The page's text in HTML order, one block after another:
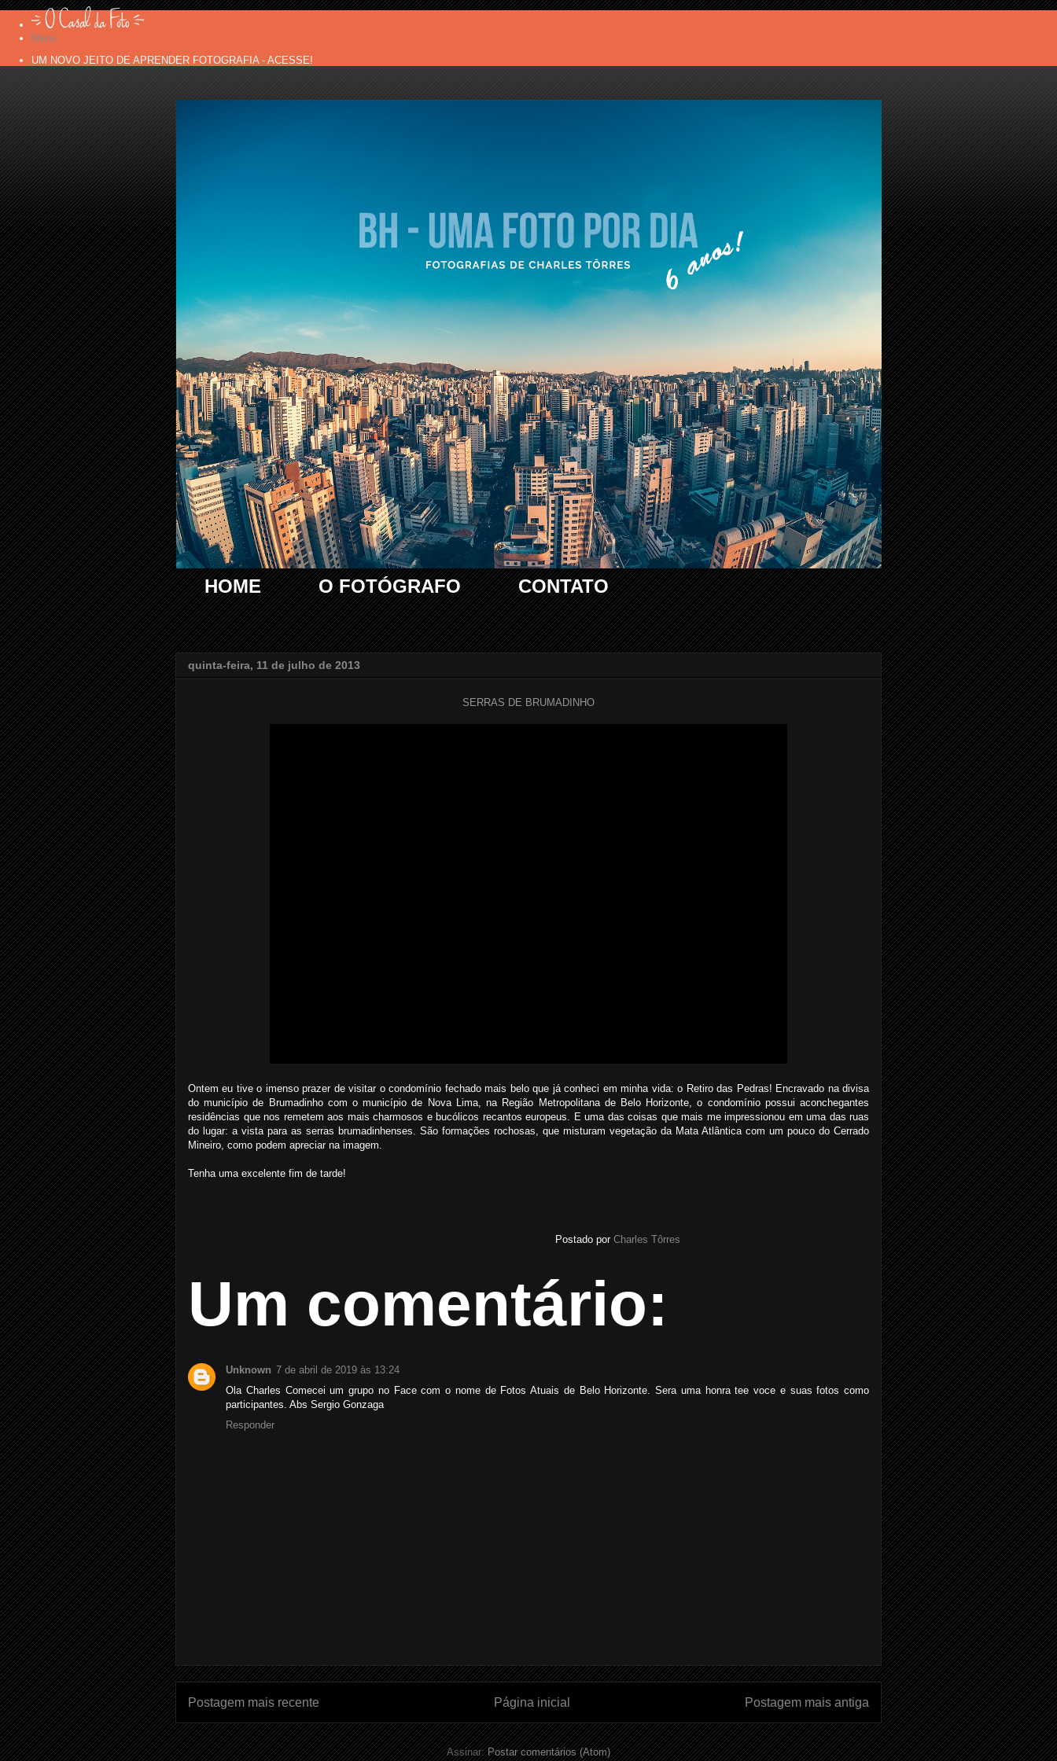
Menu
UM NOVO JEITO DE APRENDER FOTOGRAFIA - ACESSE!
HOME O FOTÓGRAFO CONTATO
quinta-feira, 11 de julho de 2013
SERRAS DE BRUMADINHO
Ontem eu tive o imenso prazer de visitar o condomínio fechado mais belo que já conheci em minha vida: o Retiro das Pedras! Encravado na divisa
do município de Brumadinho com o município de Nova Lima, na Região Metropolitana de Belo Horizonte, o condomínio possui aconchegantes
residências que nos remetem aos mais charmosos e bucólicos recantos europeus. E uma das coisas que mais me impressionou em uma das ruas
do lugar: a vista para as serras brumadinhenses. São formações rochosas, que misturam vegetação da Mata Atlântica com um pouco do Cerrado
Mineiro, como podem apreciar na imagem.
Tenha uma excelente fim de tarde!
Postado por Charles Tôrres
Um comentário:
Unknown 7 de abril de 2019 às 13:24
Ola Charles Comecei um grupo no Face com o nome de Fotos Atuais de Belo Horizonte. Sera uma honra tee voce e suas fotos como
participantes. Abs Sergio Gonzaga
Responder
Postagem mais recente Postagem mais antiga
Página inicial
Assinar:Postar comentários (Atom)